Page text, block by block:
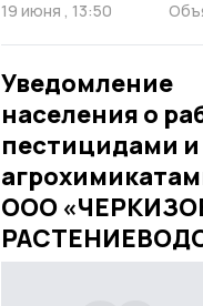
19 июня , 13:50
Уведомление
населения о
пестицидами и
ООО